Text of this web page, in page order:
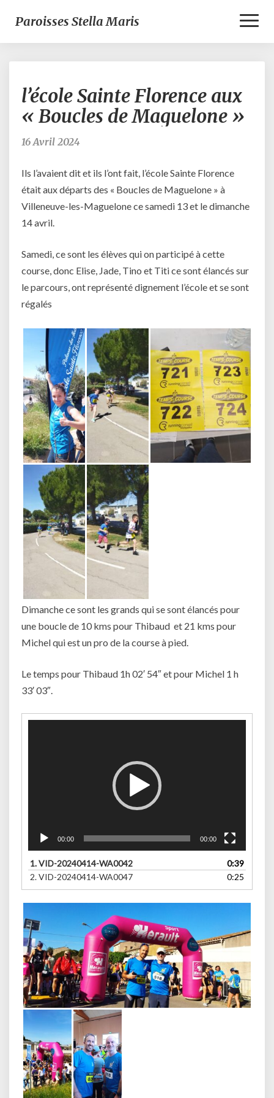
Paroisses Stella Maris
Sainte
Florence
aux
l’école Sainte Florence aux
« Boucles de Maguelone »
16 Avril 2024
Ils l’avaient dit et ils l’ont fait, l’école Sainte Florence
était aux départs des « Boucles de Maguelone » à
Villeneuve-les-Maguelone ce samedi 13 et le dimanche
14 avril.
Samedi, ce sont les élèves qui on participé à cette
course, donc Elise, Jade, Tino et Titi ce sont élancés sur
le parcours, ont représenté dignement l’école et se sont
régalés
Dimanche ce sont les grands qui se sont élancés pour
une boucle de 10 kms pour Thibaud et 21 kms pour
Michel qui est un pro de la course à pied.
Le temps pour Thibaud 1h 02′ 54″ et pour Michel 1 h
33′ 03″.
00:00 00:00
1.VID-20240414-WA0042
0:39
2.VID-20240414-WA0047 0:25